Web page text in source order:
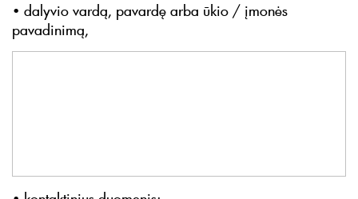
• dalyvio vardą, pavardę arba ūkio / įmonės
pavadinimą,